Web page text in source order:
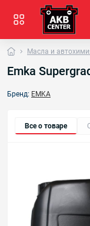
Масла и
Emka
Бренд: EMKA
Все о товаре